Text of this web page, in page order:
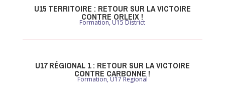
U15 TERRITOIRE : RETOUR SUR LA VICTOIRE
CONTRE ORLEIX !
Formation,U15 District
U17 RÉGIONAL 1 : RETOUR SUR LA VICTOIRE
CONTRE CARBONNE !
Formation,U17 Regional